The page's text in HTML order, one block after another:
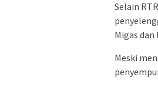
Selain
Migas
Meski